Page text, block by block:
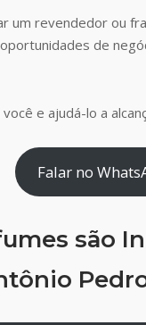
um revendedor ou
de
e ajudá-lo a
Falar no
são